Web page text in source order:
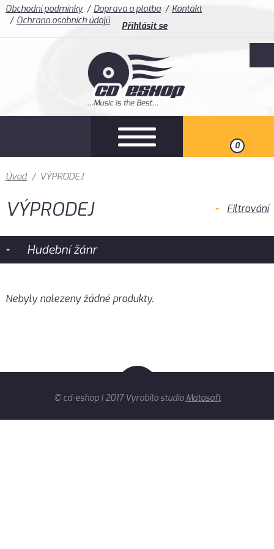
Obchodní podmínky Doprava a platba
Kontakt
Ochrana osobních údajů
Přihlásit se
0
Úvod / VÝPRODEJ
VÝPRODEJ Filtrování
Hudební žánr
Nebyly nalezeny žádné produkty.
© cd-eshop | 2017 Vyrobilo studio Matosoft